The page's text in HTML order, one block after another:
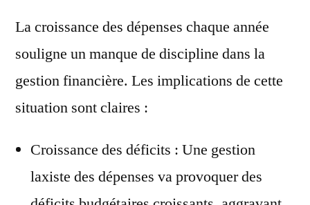
La croissance des dépenses chaque année
souligne un manque de discipline dans la
gestion financière. Les implications de cette
situation sont claires :
Croissance des déficits : Une gestion
laxiste des dépenses va provoquer des